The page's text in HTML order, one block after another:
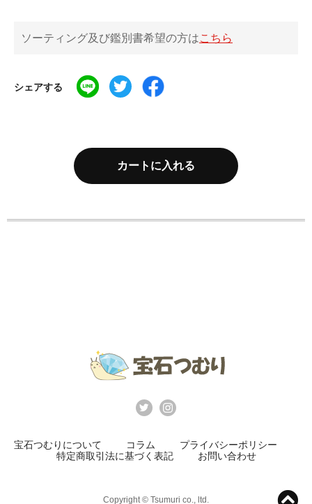
ソーティング及び鑑別書希望の方はこちら
シェアする
カートに入れる
宝石つむりについて コラム
プライバシーポリシー
特定商取引法に基づく表記
お問い合わせ
Copyright © Tsumuri co., ltd.